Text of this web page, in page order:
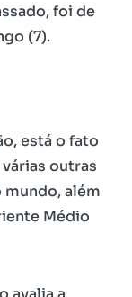
foi de
(7).
está o fato
outras
além
Médio